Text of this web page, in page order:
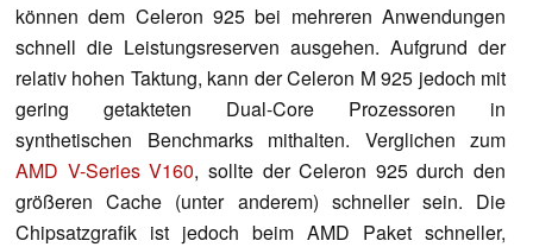
können dem Celeron 925 bei mehreren Anwendungen
schnell die Leistungsreserven ausgehen. Aufgrund der
relativ hohen Taktung, kann der Celeron M 925 jedoch mit
gering getakteten Dual-Core Prozessoren in
synthetischen Benchmarks mithalten. Verglichen zum
AMD V-Series V160, sollte der Celeron 925 durch den
größeren Cache (unter anderem) schneller sein. Die
Chipsatzgrafik ist jedoch beim AMD Paket schneller,